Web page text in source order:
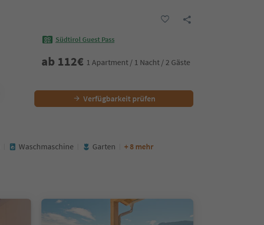
Südtirol Guest Pass
ab 112€ 1 Apartment / 1 Nacht / 2 Gäste
Verfügbarkeit prüfen
Waschmaschine Garten + 8 mehr